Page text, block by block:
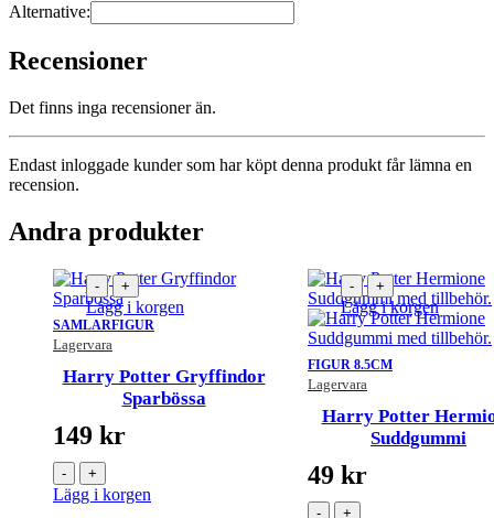
Alternative:
Recensioner
Det finns inga recensioner än.
Endast inloggade kunder som har köpt denna produkt får lämna en
recension.
Andra produkter
SAMLARFIGUR
Lagervara
- +
Lägg i korgen
Harry Potter Gryffindor
Sparbössa
149 kr
- +
Lägg i korgen
FIGUR 8.5CM
Lagervara
- +
Lägg i korgen
Harry Potter
Suddgummi
49 kr
- +